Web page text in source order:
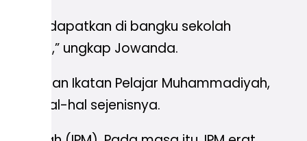
kita dapatkan di bangku sekolah
ungkap Jowanda.
dengan Ikatan Pelajar Muhammadiyah,
dan hal-hal sejenisnya.